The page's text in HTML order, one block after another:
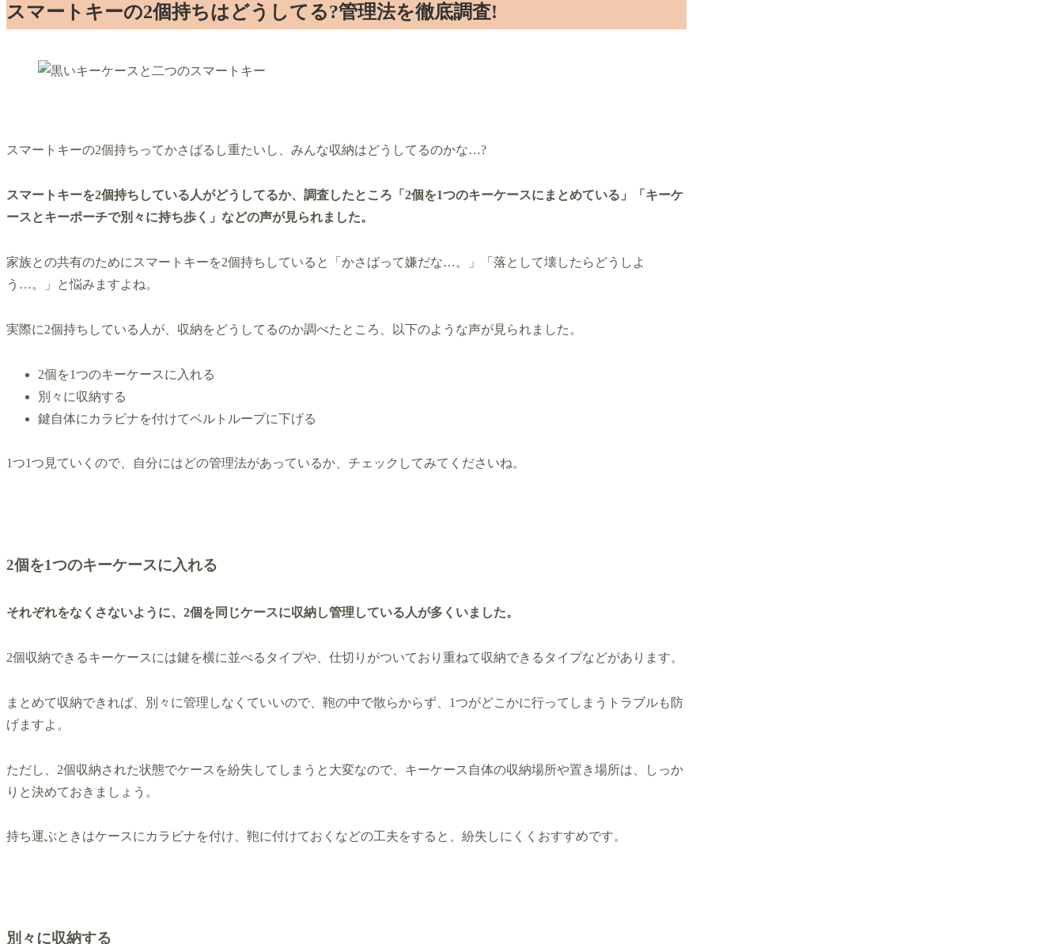
スマートキーの2個持ちはどうしてる?管理法を徹底調査!
スマートキーの2個持ちってかさばるし重たいし、みんな収納はどうしてるのかな…?
スマートキーを2個持ちしている人がどうしてるか、調査したところ「2個を1つのキーケースにまとめている」「キーケ
ースとキーポーチで別々に持ち歩く」などの声が見られました。
家族との共有のためにスマートキーを2個持ちしていると「かさばって嫌だな…。」「落として壊したらどうしよ
う…。」と悩みますよね。
実際に2個持ちしている人が、収納をどうしてるのか調べたところ、以下のような声が見られました。
2個を1つのキーケースに入れる
別々に収納する
鍵自体にカラビナを付けてベルトループに下げる
1つ1つ見ていくので、自分にはどの管理法があっているか、チェックしてみてくださいね。
2個を1つのキーケースに入れる
それぞれをなくさないように、2個を同じケースに収納し管理している人が多くいました。
2個収納できるキーケースには鍵を横に並べるタイプや、仕切りがついており重ねて収納できるタイプなどがあります。
まとめて収納できれば、別々に管理しなくていいので、鞄の中で散らからず、1つがどこかに行ってしまうトラブルも防
げますよ。
ただし、2個収納された状態でケースを紛失してしまうと大変なので、キーケース自体の収納場所や置き場所は、しっか
りと決めておきましょう。
持ち運ぶときはケースにカラビナを付け、鞄に付けておくなどの工夫をすると、紛失しにくくおすすめです。
別々に収納する